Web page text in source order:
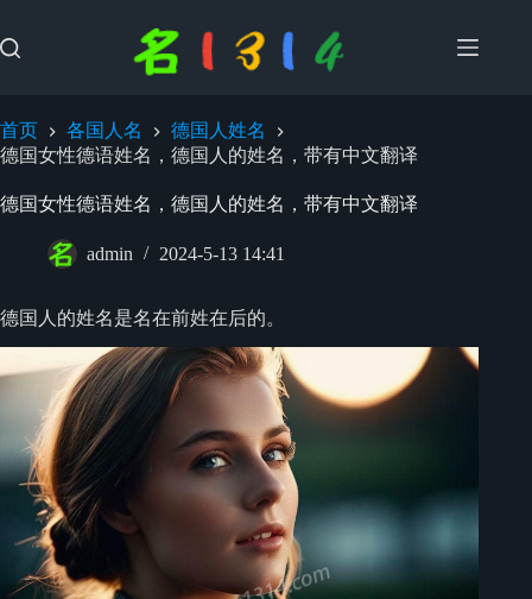
过
内
首页 各国人名
德国人姓名
德国女性德语姓名，德国人的姓名，带有中文翻译
德国女性德语姓名，德国人的姓名，带有中文翻译
admin 2024-5-13 14:41
德国人的姓名是名在前姓在后的。